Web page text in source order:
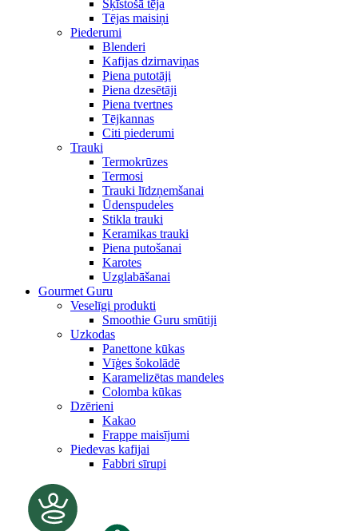
Šķīstošā tēja
Tējas maisiņi
Piederumi
Blenderi
Kafijas dzirnaviņas
Piena putotāji
Piena dzesētāji
Piena tvertnes
Tējkannas
Citi piederumi
Trauki
Termokrūzes
Termosi
Trauki līdzņemšanai
Ūdenspudeles
Stikla trauki
Keramikas trauki
Piena putošanai
Karotes
Uzglabāšanai
Gourmet Guru
Veselīgi produkti
Smoothie Guru smūtiji
Uzkodas
Panettone kūkas
Vīģes šokolādē
Karamelizētas mandeles
Colomba kūkas
Dzērieni
Kakao
Frappe maisījumi
Piedevas kafijai
Fabbri sīrupi